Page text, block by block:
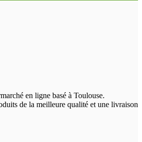
en ligne basé à Toulouse.
de la meilleure qualité et une livraison